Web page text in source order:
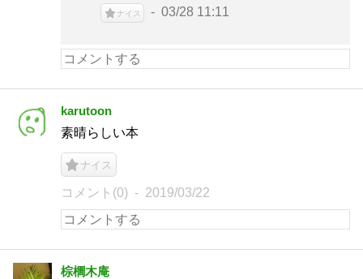
ナイス 03/28 11:11
karutoon
素晴らしい本
ナイス
コメント(0) 2019/03/22
棕櫚木庵